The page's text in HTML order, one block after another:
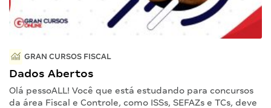
GRAN CURSOS FISCAL
Dados Abertos
Olá pessoALL! Você que está estudando para concursos
da área Fiscal e Controle, como ISSs, SEFAZs e TCs, deve